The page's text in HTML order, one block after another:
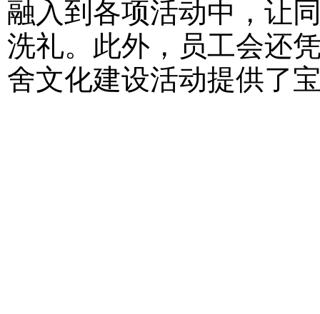
融入到各项活动中，让
洗礼。此外，员工会还
舍文化建设活动提供了